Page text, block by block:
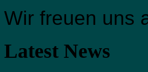
Wir freuen uns
Latest News